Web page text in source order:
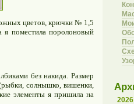
цветов, крючки № 1,5
я поместила поролоновый
без накида. Размер
солнышко, вишенки,
элементы я пришила на